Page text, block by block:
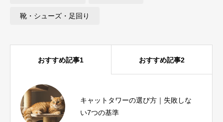
靴・シューズ・足回り
おすすめ記事1 おすすめ記事2
キャットタワーの選び方｜失敗しな
い7つの基準
ユーザーが1分で結論を出せる診断つ